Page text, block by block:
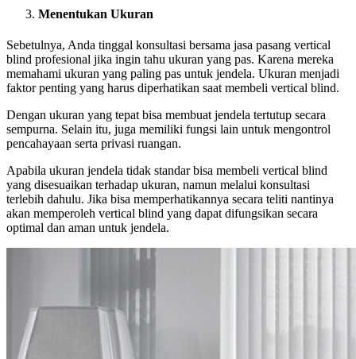
Menentukan Ukuran
Sebetulnya, Anda tinggal konsultasi bersama jasa pasang vertical
blind profesional jika ingin tahu ukuran yang pas. Karena mereka
memahami ukuran yang paling pas untuk jendela. Ukuran menjadi
faktor penting yang harus diperhatikan saat membeli vertical blind.
Dengan ukuran yang tepat bisa membuat jendela tertutup secara
sempurna. Selain itu, juga memiliki fungsi lain untuk mengontrol
pencahayaan serta privasi ruangan.
Apabila ukuran jendela tidak standar bisa membeli vertical blind
yang disesuaikan terhadap ukuran, namun melalui konsultasi
terlebih dahulu. Jika bisa memperhatikannya secara teliti nantinya
akan memperoleh vertical blind yang dapat difungsikan secara
optimal dan aman untuk jendela.